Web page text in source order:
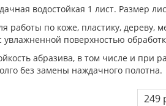
водостойкая 1 лист. Размер
работы по коже, пластику,
увлажненной поверхностью
абразива, в том числе и при
без замены наждачного полотна.
249